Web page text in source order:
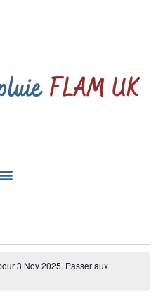
3 Nov 2025. Passer aux